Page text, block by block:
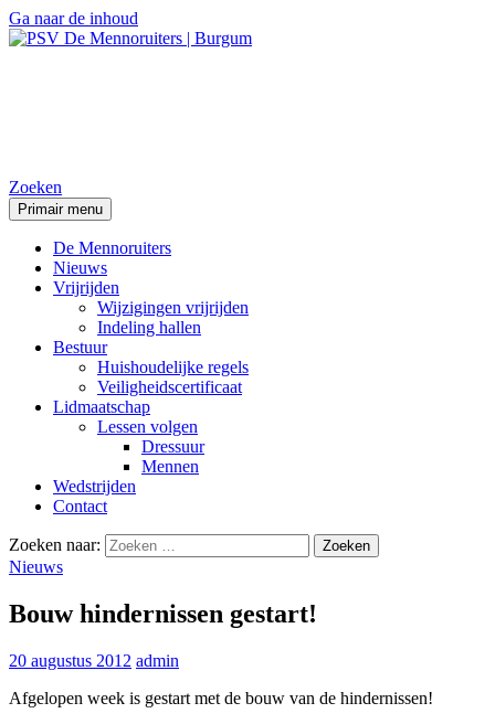
Ga naar de inhoud
Zoeken
Primair menu
De Mennoruiters
Nieuws
Vrijrijden
Wijzigingen vrijrijden
Indeling hallen
Bestuur
Huishoudelijke regels
Veiligheidscertificaat
Lidmaatschap
Lessen volgen
Dressuur
Mennen
Wedstrijden
Contact
Zoeken naar:
Nieuws
Bouw hindernissen gestart!
20 augustus 2012 admin
Afgelopen week is gestart met de bouw van de hindernissen!